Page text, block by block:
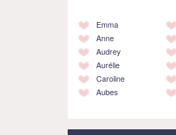
Emma
Anne
Audrey
Aurélie
Caroline
Aubes